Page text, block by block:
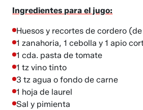
Ingredientes para el jugo:
Huesos y recortes de cordero
1 zanahoria, 1 cebolla y 1 apio
1 cda. pasta de tomate
1 tz vino tinto
3 tz agua o fondo de carne
1 hoja de laurel
Sal y pimienta